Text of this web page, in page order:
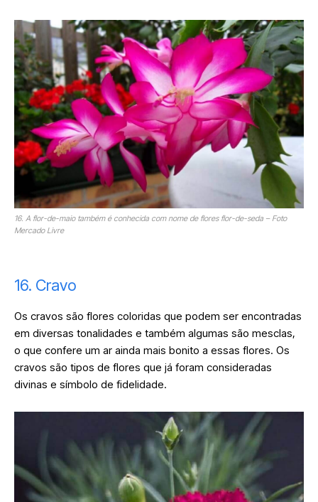
16. A flor-de-maio também é conhecida com nome de flores flor-de-seda – Foto
Mercado Livre
16. Cravo
Os cravos são flores coloridas que podem ser encontradas
em diversas tonalidades e também algumas são mesclas,
o que confere um ar ainda mais bonito a essas flores. Os
cravos são tipos de flores que já foram consideradas
divinas e símbolo de fidelidade.